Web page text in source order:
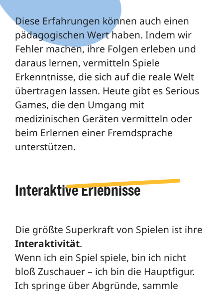
Diese Erfahrungen können auch einen
pädagogischen Wert haben. Indem wir
Fehler machen, ihre Folgen erleben und
daraus lernen, vermitteln Spiele
Erkenntnisse, die sich auf die reale Welt
übertragen lassen. Heute gibt es Serious
Games, die den Umgang mit
medizinischen Geräten vermitteln oder
beim Erlernen einer Fremdsprache
unterstützen.
Interaktive Erlebnisse
Die größte Superkraft von Spielen ist ihre
Interaktivität.
Wenn ich ein Spiel spiele, bin ich nicht
bloß Zuschauer – ich bin die Hauptfigur.
Ich springe über Abgründe, sammle